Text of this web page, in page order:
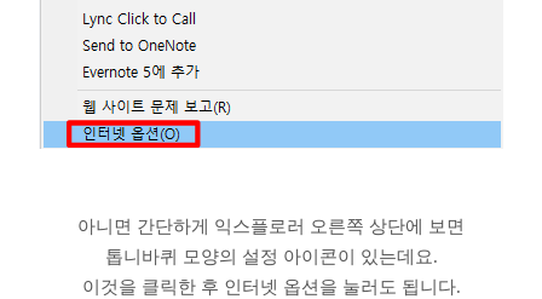
아니면 간단하게 익스플로러 오른쪽 상단에 보면
톱니바퀴 모양의 설정 아이콘이 있는데요.
이것을 클릭한 후 인터넷 옵션을 눌러도 됩니다.